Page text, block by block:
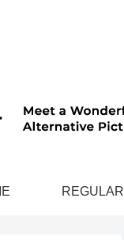
REGULAR